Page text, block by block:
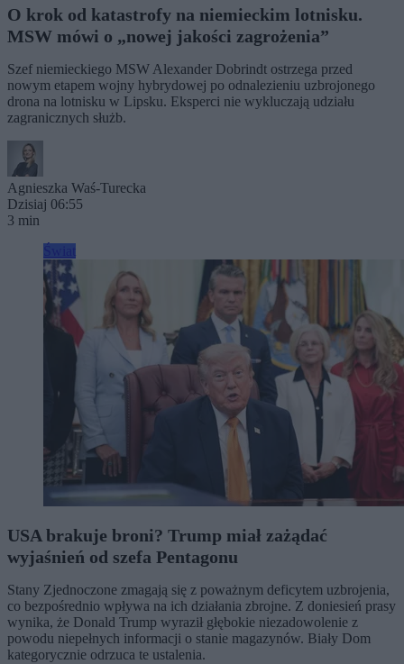
O krok od katastrofy na niemieckim lotnisku.
MSW mówi o „nowej jakości zagrożenia”
Szef niemieckiego MSW Alexander Dobrindt ostrzega przed
nowym etapem wojny hybrydowej po odnalezieniu uzbrojonego
drona na lotnisku w Lipsku. Eksperci nie wykluczają udziału
zagranicznych służb.
Agnieszka Waś-Turecka
Dzisiaj 06:55
3 min
USA brakuje broni? Trump miał zażądać
wyjaśnień od szefa Pentagonu
Stany Zjednoczone zmagają się z poważnym deficytem uzbrojenia,
co bezpośrednio wpływa na ich działania zbrojne. Z doniesień prasy
wynika, że Donald Trump wyraził głębokie niezadowolenie z
powodu niepełnych informacji o stanie magazynów. Biały Dom
kategorycznie odrzuca te ustalenia.